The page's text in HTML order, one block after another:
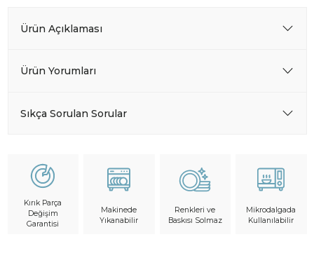
Ürün Açıklaması
Ürün Yorumları
Sıkça Sorulan Sorular
Kırık Parça
Değişim
Garantisi
Makinede
Yıkanabilir
Renkleri ve
Baskısı Solmaz
Mikrodalgada
Kullanılabilir